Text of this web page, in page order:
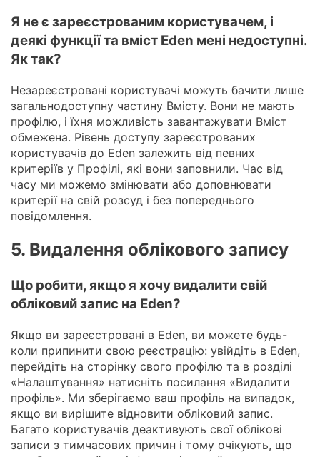
Я не є зареєстрованим користувачем, і
деякі функції та вміст Eden мені недоступні.
Як так?
Незареєстровані користувачі можуть бачити лише
загальнодоступну частину Вмісту. Вони не мають
профілю, і їхня можливість завантажувати Вміст
обмежена. Рівень доступу зареєстрованих
користувачів до Eden залежить від певних
критеріїв у Профілі, які вони заповнили. Час від
часу ми можемо змінювати або доповнювати
критерії на свій розсуд і без попереднього
повідомлення.
5. Видалення облікового запису
Що робити, якщо я хочу видалити свій
обліковий запис на Eden?
Якщо ви зареєстровані в Eden, ви можете будь-
коли припинити свою реєстрацію: увійдіть в Eden,
перейдіть на сторінку свого профілю та в розділі
«Налаштування» натисніть посилання «Видалити
профіль». Ми зберігаємо ваш профіль на випадок,
якщо ви вирішите відновити обліковий запис.
Багато користувачів деактивують свої облікові
записи з тимчасових причин і тому очікують, що